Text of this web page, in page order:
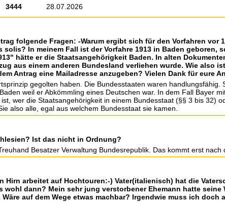
3444 28.07.2026
folgende Fragen: -Warum ergibt sich für den Vorfahren vor
In meinem Fall ist der Vorfahre 1913 in Baden geboren,
hätte er die Staatsangehörigkeit Baden. In alten
aus einem anderen Bundesland verliehen wurde. Wie also
Antrag eine Mailadresse anzugeben? Vielen Dank für eure
gegolten haben. Die Bundesstaaten waren handlungsfähig.
weil er Abkömmling eines Deutschen war. In dem Fall Bayer
wer die Staatsangehörigkeit in einem Bundesstaat (§§ 3 bis 32)
also alle, egal aus welchem Bundesstaat sie kamen.
Ist das nicht in Ordnung?
Besatzer Verwaltung Bundesrepublik. Das kommt erst nach
Hirn arbeitet auf Hochtouren:-) Vater(italienisch) hat die
wohl dann? Mein sehr jung verstorbener Ehemann hatte seine
auf dem Wege etwas machbar? Irgendwie muss ich doch